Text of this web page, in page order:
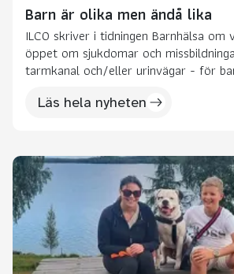
Barn är olika men ändå lika
ILCO skriver i tidningen Barnhälsa
öppet om sjukdomar och
tarmkanal och/eller urinvägar - för
Läs hela nyheten